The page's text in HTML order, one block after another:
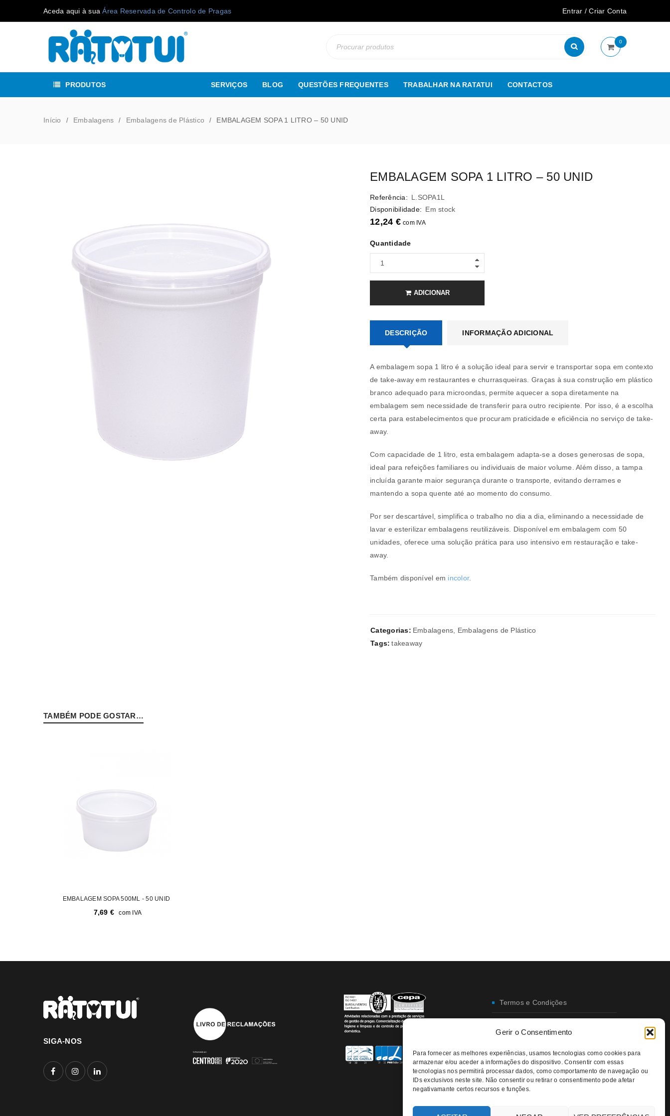
Gerir o Consentimento
Para fornecer as melhores experiências, usamos tecnologias como cookies para
armazenar e/ou aceder a informações do dispositivo. Consentir com essas
tecnologias nos permitirá processar dados, como comportamento de navegação ou
IDs exclusivos neste site. Não consentir ou retirar o consentimento pode afetar
negativamante certos recursos e funções.
REGISTAR NOVA CONTA
A ligação para definir uma nova senha será enviada para o seu
Verifique a nossa política de privacidade
Aceda aqui à suaÁrea Reservada de Controlo de Pragas Entrar /Criar Conta
0
PRODUTOS SERVIÇOS BLOG QUESTÕES FREQUENTES TRABALHAR NA RATATUI CONTACTOS
Início / Embalagens / Embalagens de Plástico / EMBALAGEM SOPA 1 LITRO – 50 UNID
EMBALAGEM SOPA 1 LITRO – 50 UNID
Referência: L.SOPA1L
Disponibilidade: Em stock
12,24 € com IVA
Quantidade
ADICIONAR
DESCRIÇÃO INFORMAÇÃO ADICIONAL
A embalagem sopa 1 litro é a solução ideal para servir e transportar sopa em contexto
de take-away em restaurantes e churrasqueiras. Graças à sua construção em plástico
branco adequado para microondas, permite aquecer a sopa diretamente na
embalagem sem necessidade de transferir para outro recipiente. Por isso, é a escolha
certa para estabelecimentos que procuram praticidade e eficiência no serviço de take-
away.
Com capacidade de 1 litro, esta embalagem adapta-se a doses generosas de sopa,
ideal para refeições familiares ou individuais de maior volume. Além disso, a tampa
incluída garante maior segurança durante o transporte, evitando derrames e
mantendo a sopa quente até ao momento do consumo.
Por ser descartável, simplifica o trabalho no dia a dia, eliminando a necessidade de
lavar e esterilizar embalagens reutilizáveis. Disponível em embalagem com 50
unidades, oferece uma solução prática para uso intensivo em restauração e take-
away.
Também disponível em incolor.
Categorias: Embalagens
Embalagens de Plástico
Tags: takeaway
TAMBÉM PODE GOSTAR…
EMBALAGEM SOPA 500ML - 50 UNID
7,69 € com IVA
SIGA-NOS
Termos e Condições
Política de Privacidade
Política da Qualidade e Ambiente